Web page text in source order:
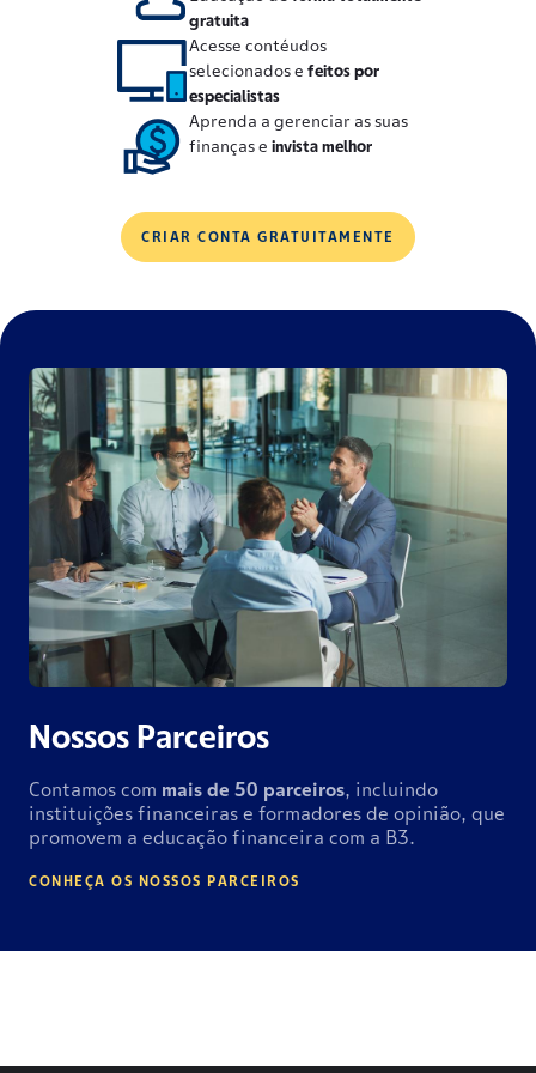
gratuita
Acesse contéudos
selecionados e feitos por
especialistas
Aprenda a gerenciar as suas
finanças e invista melhor
CRIAR CONTA GRATUITAMENTE
Nossos Parceiros
Contamos com mais de 50 parceiros, incluindo
instituições financeiras e formadores de opinião, que
promovem a educação financeira com a B3.
CONHEÇA OS NOSSOS PARCEIROS